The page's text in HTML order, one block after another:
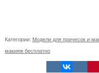
Категории: Модели для причесок и
макияж бесплатно